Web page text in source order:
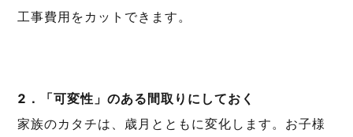
工事費用をカットできます。
2．「可変性」のある間取りにしておく
家族のカタチは、歳月とともに変化します。お子様